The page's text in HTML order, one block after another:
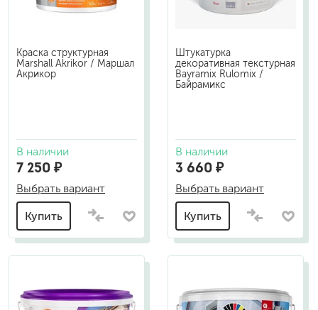
Краска структурная
Marshall Akrikor / Маршал
Акрикор
В наличии
7 250 ₽
Выбрать вариант
Купить
Штукатурка
декоративная текстурная
Bayramix Rulomix /
Байрамикс
В наличии
3 660 ₽
Выбрать вариант
Купить